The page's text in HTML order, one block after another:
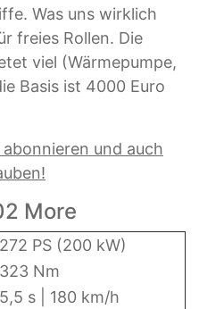
Was uns wirklich
freies Rollen. Die
viel (Wärmepumpe,
Basis ist 4000 Euro
und auch
More
272 PS (200 kW)
323 Nm
5,5 s | 180 km/h